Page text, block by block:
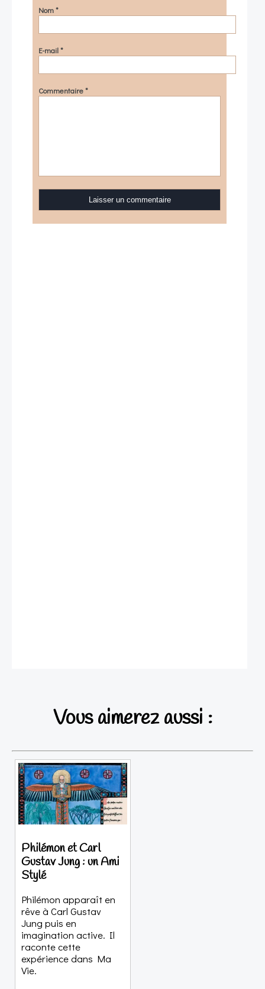
Nom*
E-mail*
Commentaire*
Vous aimerez aussi :
Philémon et Carl
Gustav Jung : un Ami
Stylé
Philémon apparaît en
rêve à Carl Gustav
Jung puis en
imagination active. Il
raconte cette
expérience dans Ma
Vie.